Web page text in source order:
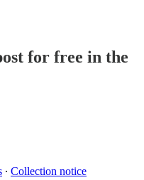
for free in the
∙ Collection notice